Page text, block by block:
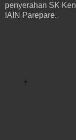
penyerahan SK
IAIN Parepare.